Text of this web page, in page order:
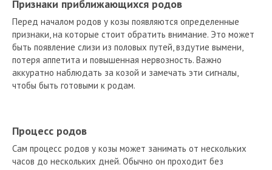
Признаки приближающихся родов
Перед началом родов у козы появляются определенные
признаки, на которые стоит обратить внимание. Это может
быть появление слизи из половых путей, вздутие вымени,
потеря аппетита и повышенная нервозность. Важно
аккуратно наблюдать за козой и замечать эти сигналы,
чтобы быть готовыми к родам.
Процесс родов
Сам процесс родов у козы может занимать от нескольких
часов до нескольких дней. Обычно он проходит без